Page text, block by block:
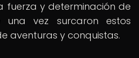
fuerza y determinación de
una vez surcaron estos
aventuras y conquistas.